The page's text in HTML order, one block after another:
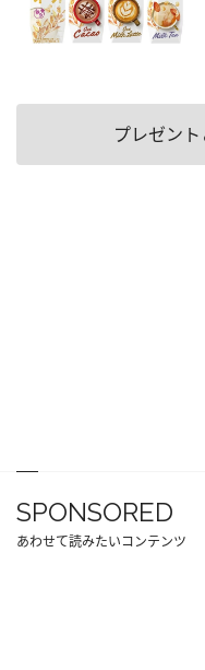
プレゼン
SPONSORED
あわせて読みたいコンテンツ